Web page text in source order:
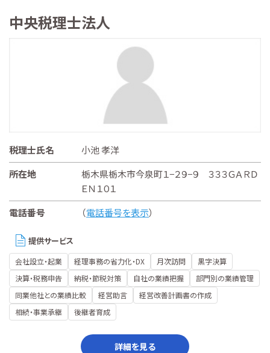
中央税理士法人
税理士氏名
小池 孝洋
所在地
栃木県栃木市今泉町１−２９−９ ３３３ＧＡＲＤ
ＥＮ１０１
電話番号
（電話番号を表示）
提供サービス
会社設立・起業 経理事務の省力化・DX 月次訪問
黒字決算
決算・税務申告
納税・節税対策 自社の業績把握
部門別の業績管理
同業他社との業績比較
経営助言
経営改善計画書の作成
相続・事業承継
後継者育成
詳細を見る